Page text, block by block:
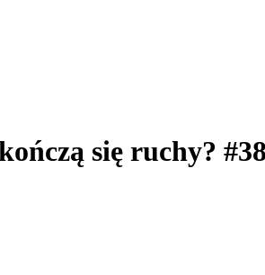
się ruchy?